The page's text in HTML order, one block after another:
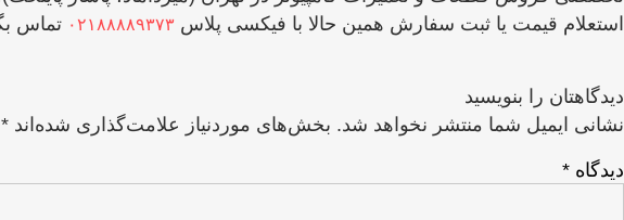
استعلام قیمت یا ثبت سفارش همین حالا با فیکسی پلاس ۰۲۱۸۸۸۸۹۳۷۳ تماس
دیدگاهتان را بنویسید
نشانی ایمیل شما منتشر نخواهد شد. بخش‌های موردنیاز علامت‌گذاری شده‌اند *
دیدگاه *